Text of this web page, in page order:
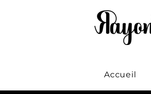
Accueil